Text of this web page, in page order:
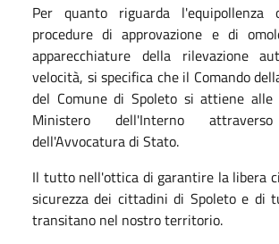
Per quanto riguarda
procedure di approvazione e di
apparecchiature della rilevazione
velocità, si specifica che il Comando
del Comune di Spoleto si attiene alle
Ministero dell'Interno
dell'Avvocatura di Stato.
Il tutto nell'ottica di garantire la libera
sicurezza dei cittadini di Spoleto e di
transitano nel nostro territorio.